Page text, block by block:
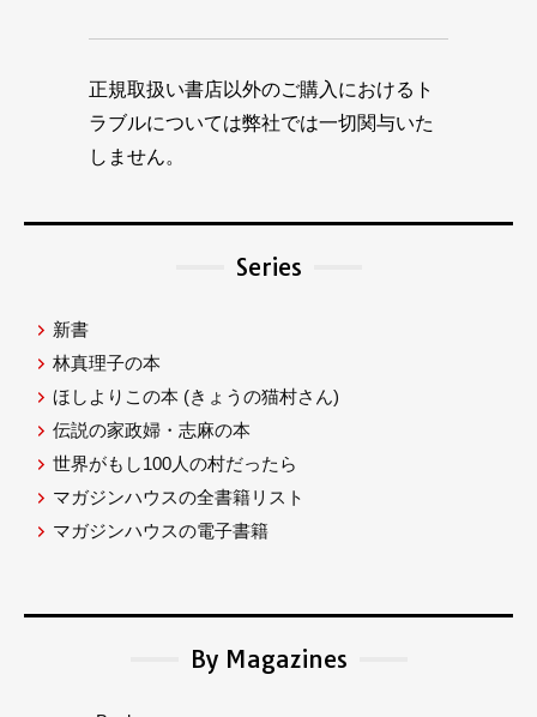
正規取扱い書店以外のご購入におけるト
ラブルについては弊社では一切関与いた
しません。
Series
新書
林真理子の本
ほしよりこの本 (きょうの猫村さん)
伝説の家政婦・志麻の本
世界がもし100人の村だったら
マガジンハウスの全書籍リスト
マガジンハウスの電子書籍
By Magazines